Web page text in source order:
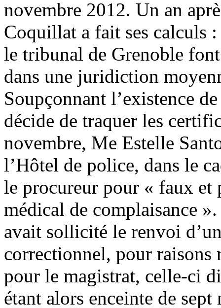
novembre 2012. Un an
Coquillat a fait ses calculs
le tribunal de Grenoble
dans une juridiction
Soupçonnant l’existence
décide de traquer les
novembre, Me Estelle
l’Hôtel de police, dans le
le procureur pour « faux
médical de complaisance
avait sollicité le renvoi
correctionnel, pour raisons
pour le magistrat, celle-ci
étant alors enceinte de